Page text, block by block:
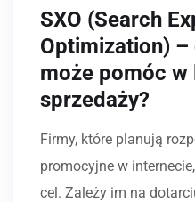
SXO (Search
Optimization)
może pomóc w
sprzedaży?
Firmy, które planują
promocyjne w
cel. Zależy im na